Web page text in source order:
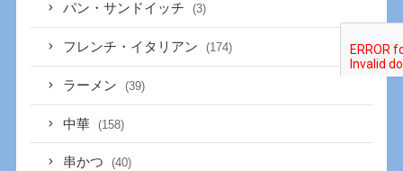
パン・サンドイッチ (3)
フレンチ・イタリアン (174)
ラーメン (39)
中華 (158)
串かつ (40)